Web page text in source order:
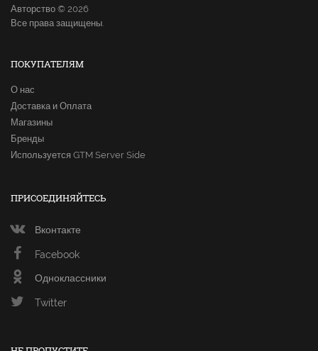
Авторство © 2026
Все права защищены.
ПОКУПАТЕЛЯМ
О нас
Доставка и Оплата
Магазины
Бренды
Используется GTM Server Side
ПРИСОЕДИНЯЙТЕСЬ
Вконтакте
Facebook
Одноклассники
Twitter